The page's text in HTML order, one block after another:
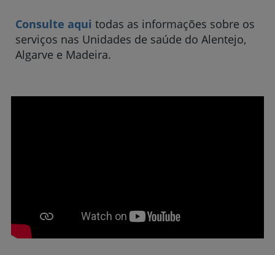
Consulte aqui todas as informações sobre os
serviços nas Unidades de saúde do Alentejo,
Algarve e Madeira.